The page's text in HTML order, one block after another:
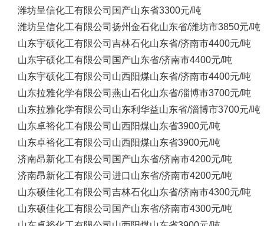
潍坊呈信化工有限公司 国产山东省3300元/吨
潍坊呈信化工有限公司 扬州金石化山东省/潍坊市3850元/吨
山东宇硕化工有限公司 吉林石化山东省/济南市4400元/吨
山东宇硕化工有限公司 国产山东省/济南市4400元/吨
山东宇硕化工有限公司 山西阳煤山东省/济南市4400元/吨
山东拉雅化学有限公司 燕山石化山东省/淄博市3700元/吨
山东拉雅化学有限公司 山东利华益山东省/淄博市3700元/吨
山东卓裕化工有限公司 山西阳煤山东省3900元/吨
山东卓裕化工有限公司 山西阳煤山东省3900元/吨
济南昂新化工有限公司 国产山东省/济南市4200元/吨
济南昂新化工有限公司 进口山东省/济南市4200元/吨
山东硕佳化工有限公司 吉林石化山东省/济南市4300元/吨
山东硕佳化工有限公司 国产山东省/济南市4300元/吨